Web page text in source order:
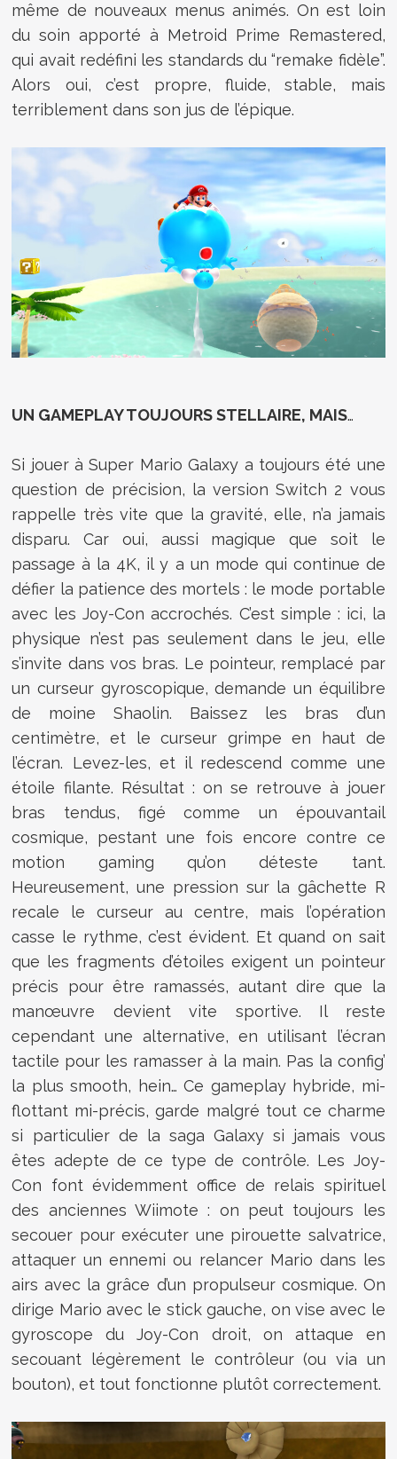
même de nouveaux menus animés. On est loin
du soin apporté à Metroid Prime Remastered,
qui avait redéfini les standards du “remake fidèle”.
Alors oui, c’est propre, fluide, stable, mais
terriblement dans son jus de l’épique.
UN GAMEPLAY TOUJOURS STELLAIRE, MAIS…
Si jouer à Super Mario Galaxy a toujours été une
question de précision, la version Switch 2 vous
rappelle très vite que la gravité, elle, n’a jamais
disparu. Car oui, aussi magique que soit le
passage à la 4K, il y a un mode qui continue de
défier la patience des mortels : le mode portable
avec les Joy-Con accrochés. C’est simple : ici, la
physique n’est pas seulement dans le jeu, elle
s’invite dans vos bras. Le pointeur, remplacé par
un curseur gyroscopique, demande un équilibre
de moine Shaolin. Baissez les bras d’un
centimètre, et le curseur grimpe en haut de
l’écran. Levez-les, et il redescend comme une
étoile filante. Résultat : on se retrouve à jouer
bras tendus, figé comme un épouvantail
cosmique, pestant une fois encore contre ce
motion gaming qu’on déteste tant.
Heureusement, une pression sur la gâchette R
recale le curseur au centre, mais l’opération
casse le rythme, c’est évident. Et quand on sait
que les fragments d’étoiles exigent un pointeur
précis pour être ramassés, autant dire que la
manœuvre devient vite sportive. Il reste
cependant une alternative, en utilisant l’écran
tactile pour les ramasser à la main. Pas la config’
la plus smooth, hein… Ce gameplay hybride, mi-
flottant mi-précis, garde malgré tout ce charme
si particulier de la saga Galaxy si jamais vous
êtes adepte de ce type de contrôle. Les Joy-
Con font évidemment office de relais spirituel
des anciennes Wiimote : on peut toujours les
secouer pour exécuter une pirouette salvatrice,
attaquer un ennemi ou relancer Mario dans les
airs avec la grâce d’un propulseur cosmique. On
dirige Mario avec le stick gauche, on vise avec le
gyroscope du Joy-Con droit, on attaque en
secouant légèrement le contrôleur (ou via un
bouton), et tout fonctionne plutôt correctement.